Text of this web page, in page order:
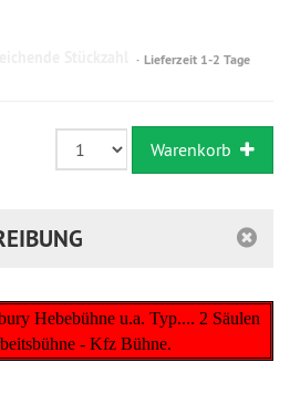
Sofort
Lieferzeit 1-2 Tage
Warenkorb
Hebebühne u.a. Typ.... 2 Säulen
- Kfz Bühne.